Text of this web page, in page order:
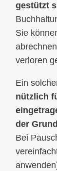
gestützt
Sie
verloren
Ein
nützlich
der
Bei